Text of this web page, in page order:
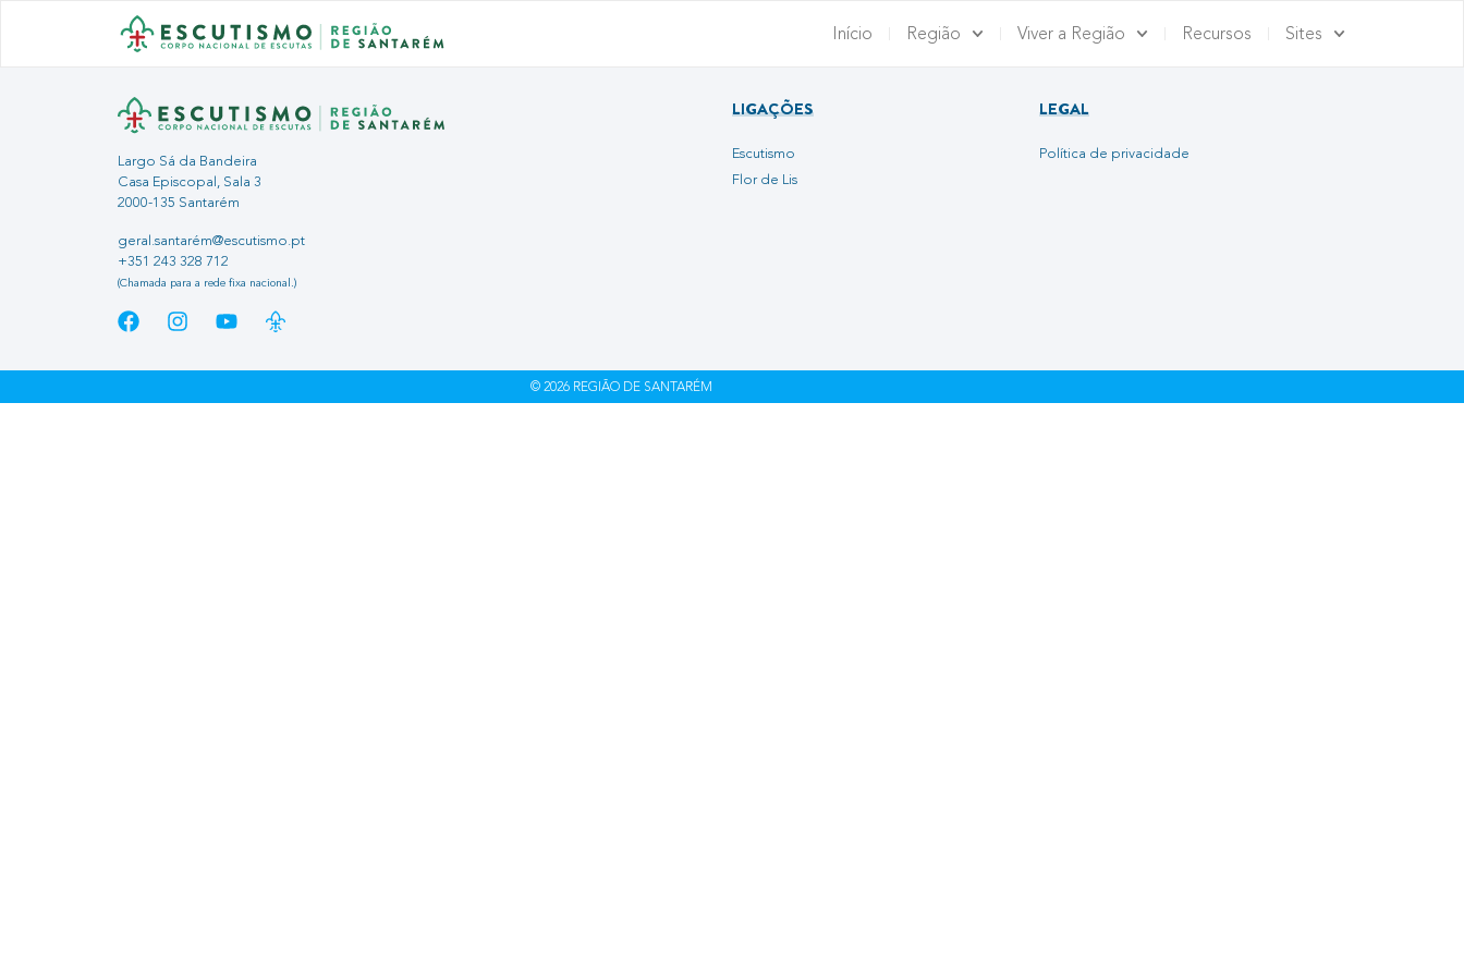
Início Região Viver a Região Recursos Sites
Largo Sá da Bandeira
Casa Episcopal, Sala 3
2000-135 Santarém
geral.santarém@escutismo.pt
+351 243 328 712
(Chamada para a rede fixa nacional.)
LIGAÇÕES
Escutismo
Flor de Lis
LEGAL
Política de privacidade
© 2026 REGIÃO DE SANTARÉM